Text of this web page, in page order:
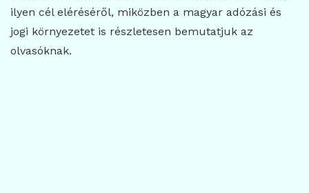
ilyen cél eléréséről, miközben a magyar adózási és
jogi környezetet is részletesen bemutatjuk az
olvasóknak.